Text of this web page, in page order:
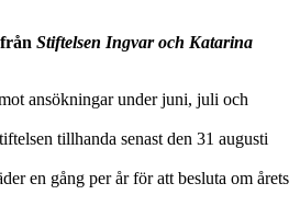
Stiftelsen Ingvar och Katarina
ansökningar under juni, juli och
tillhanda senast den 31 augusti
en gång per år för att besluta om årets